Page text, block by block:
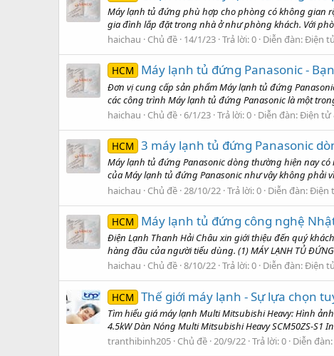
Máy lạnh tủ đứng phù hợp cho phòng có không gian
gia đình lắp đặt trong nhà ở như phòng khách. Với
haichau
Chủ đề 14/1/23 Trả lời: 0 Diễn đàn:Điện
HCM Máy lạnh tủ đứng Panasonic -
Đơn vị cung cấp sản phẩm Máy lạnh tủ đứng
các công trình Máy lạnh tủ đứng Panasonic là một
haichau
Chủ đề 6/1/23 Trả lời: 0 Diễn đàn:Điện tử
HCM 3 máy lạnh tủ đứng Panasonic
Máy lạnh tủ đứng Panasonic dòng thường hiện nay
của Máy lạnh tủ đứng Panasonic như vậy không phải
haichau
Chủ đề 28/10/22 Trả lời: 0 Diễn đàn:Điện
HCM Máy lạnh tủ đứng công nghệ
Điện Lạnh Thanh Hải Châu xin giới thiệu đến quý
hàng đầu của người tiểu dùng. (1) MÁY LẠNH TỦ
haichau
Chủ đề 8/10/22 Trả lời: 0 Diễn đàn:Điện
HCM Thế giới máy lạnh - Sự lựa chọn
Tìm hiểu giá máy lạnh Multi Mitsubishi Heavy: Hình
4.5kW Dàn Nóng Multi Mitsubishi Heavy SCM50ZS-S1
tranthibinh205 Chủ đề 20/9/22 Trả lời: 0 Diễn đàn: